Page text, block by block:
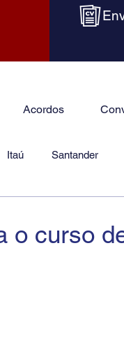
Acordos
Itaú Santander
o curso